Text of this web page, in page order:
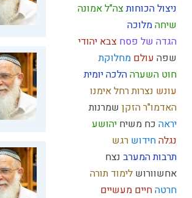
ניצול הכוחותצה"לאמונה
שיחהמלוכה
הגדה של פסח צבא יהודי
שפה עולם מחלוקת
חוט השערההלכה יומית
עונש נצרותרחל אימנו
האדמו"ר הזקן שמרנות
יראה כח משיח יהושע
נגלהחידוש רגש
תרבות המערב נצח
אחשוורוש לימוד תורה
חרטהחיים מעשיים